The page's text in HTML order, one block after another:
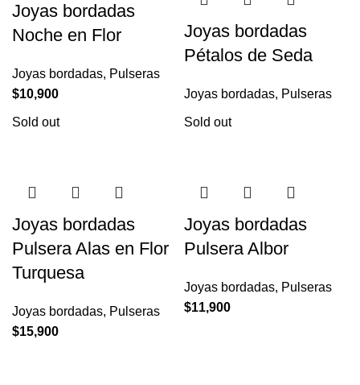
Joyas bordadas
Noche en Flor
Joyas bordadas, Pulseras
$10,900
Joyas bordadas
Pétalos de Seda
Joyas bordadas, Pulseras
Sold out
Joyas bordadas
Pulsera Alas en Flor
Turquesa
Joyas bordadas, Pulseras
$15,900
Sold out
Joyas bordadas
Pulsera Albor
Joyas bordadas, Pulseras
$11,900